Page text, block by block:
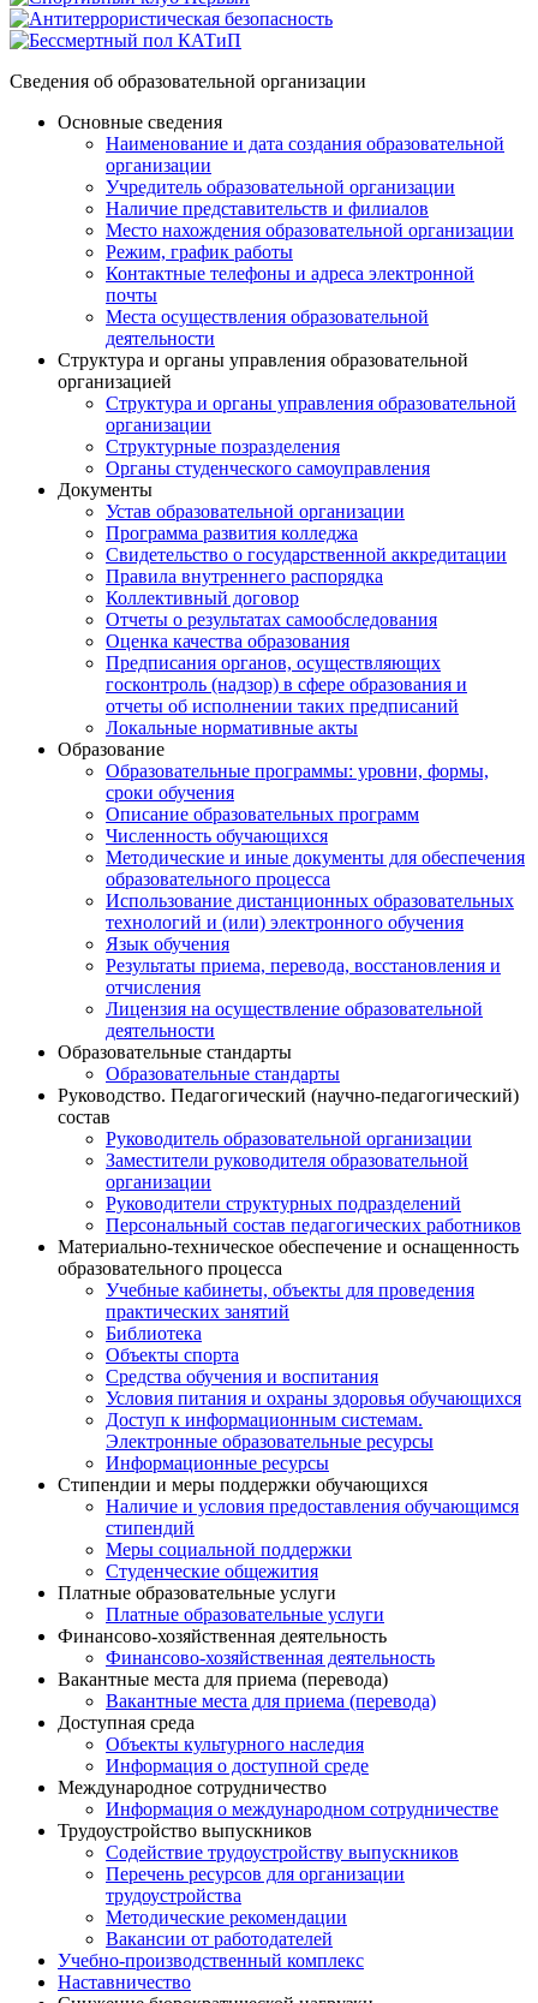
Сведения об образовательной организации
Основные сведения
Наименование и дата создания образовательной
организации
Учредитель образовательной организации
Наличие представительств и филиалов
Место нахождения образовательной организации
Режим, график работы
Контактные телефоны и адреса электронной
почты
Места осуществления образовательной
деятельности
Структура и органы управления образовательной
организацией
Структура и органы управления образовательной
организации
Структурные позразделения
Органы студенческого самоуправления
Документы
Устав образовательной организации
Программа развития колледжа
Свидетельство о государственной аккредитации
Правила внутреннего распорядка
Коллективный договор
Отчеты о результатах самообследования
Оценка качества образования
Предписания органов, осуществляющих
госконтроль (надзор) в сфере образования и
отчеты об исполнении таких предписаний
Локальные нормативные акты
Образование
Образовательные программы: уровни, формы,
сроки обучения
Описание образовательных программ
Численность обучающихся
Методические и иные документы для обеспечения
образовательного процесса
Использование дистанционных образовательных
технологий и (или) электронного обучения
Язык обучения
Результаты приема, перевода, восстановления и
отчисления
Лицензия на осуществление образовательной
деятельности
Образовательные стандарты
Образовательные стандарты
Руководство. Педагогический (научно-педагогический)
состав
Руководитель образовательной организации
Заместители руководителя образовательной
организации
Руководители структурных подразделений
Персональный состав педагогических работников
Материально-техническое обеспечение и оснащенность
образовательного процесса
Учебные кабинеты, объекты для проведения
практических занятий
Библиотека
Объекты спорта
Средства обучения и воспитания
Условия питания и охраны здоровья обучающихся
Доступ к информационным системам.
Электронные образовательные ресурсы
Информационные ресурсы
Стипендии и меры поддержки обучающихся
Наличие и условия предоставления обучающимся
стипендий
Меры социальной поддержки
Студенческие общежития
Платные образовательные услуги
Платные образовательные услуги
Финансово-хозяйственная деятельность
Финансово-хозяйственная деятельность
Вакантные места для приема (перевода)
Вакантные места для приема (перевода)
Доступная среда
Объекты культурного наследия
Информация о доступной среде
Международное сотрудничество
Информация о международном сотрудничестве
Трудоустройство выпускников
Содействие трудоустройству выпускников
Перечень ресурсов для организации
трудоустройства
Методические рекомендации
Вакансии от работодателей
Учебно-производственный комплекс
Наставничество